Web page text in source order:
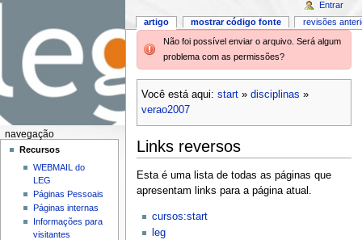
Não foi possível enviar o arquivo. Será algum
problema com as permissões?
Você está aqui: start» disciplinas »
verao2007
Links reversos
Esta é uma lista de todas as páginas que
apresentam links para a página atual.
cursos:start
leg
artigo mostrar código fonte revisões
Entrar
navegação
Recursos
WEBMAIL do
LEG
Páginas Pessoais
Páginas internas
Informações para
visitantes